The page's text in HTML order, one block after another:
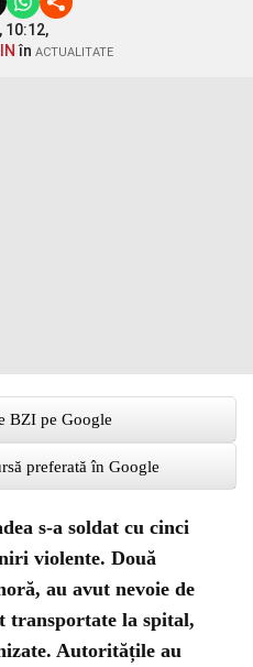
10:12,
în ACTUALITATE
BZI pe Google
preferată în Google
s-a soldat cu cinci
violente. Două
au avut nevoie de
transportate la spital,
Autoritățile au